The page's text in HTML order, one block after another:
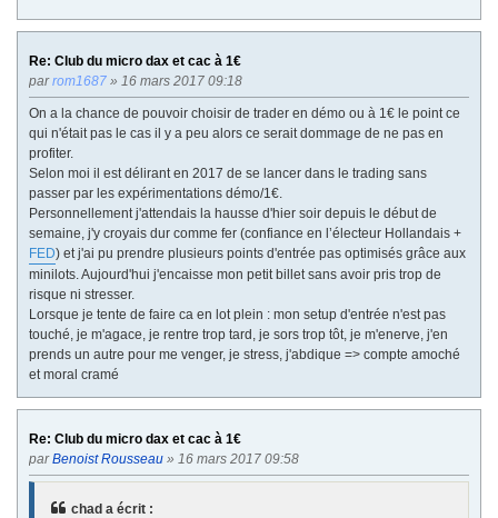
Re: Club du micro dax et cac à 1€
parrom1687 » 16 mars 2017 09:18
On a la chance de pouvoir choisir de trader en démo ou à 1€ le point ce
qui n'était pas le cas il y a peu alors ce serait dommage de ne pas en
profiter.
Selon moi il est délirant en 2017 de se lancer dans le trading sans
passer par les expérimentations démo/1€.
Personnellement j'attendais la hausse d'hier soir depuis le début de
semaine, j'y croyais dur comme fer (confiance en l’électeur Hollandais +
FED) et j'ai pu prendre plusieurs points d'entrée pas optimisés grâce aux
minilots. Aujourd'hui j'encaisse mon petit billet sans avoir pris trop de
risque ni stresser.
Lorsque je tente de faire ca en lot plein : mon setup d'entrée n'est pas
touché, je m'agace, je rentre trop tard, je sors trop tôt, je m'enerve, j'en
prends un autre pour me venger, je stress, j'abdique => compte amoché
et moral cramé
Re: Club du micro dax et cac à 1€
parBenoist Rousseau » 16 mars 2017 09:58
chad a écrit :